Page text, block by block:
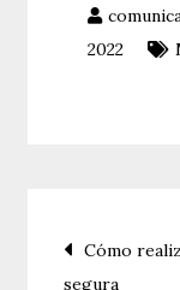
2022
Cómo
segura